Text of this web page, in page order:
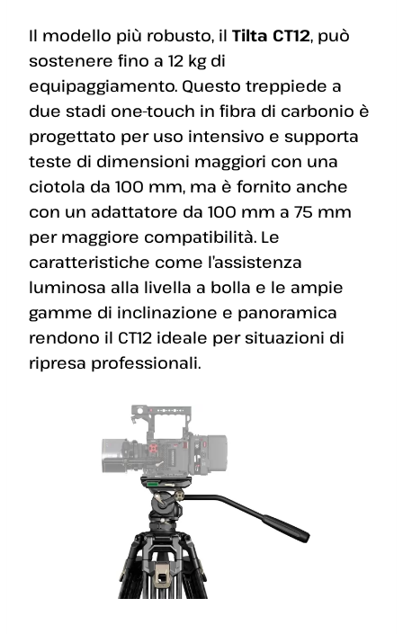
Il modello più robusto, il Tilta CT12, può
sostenere fino a 12 kg di
equipaggiamento. Questo treppiede a
due stadi one-touch in fibra di carbonio è
progettato per uso intensivo e supporta
teste di dimensioni maggiori con una
ciotola da 100 mm, ma è fornito anche
con un adattatore da 100 mm a 75 mm
per maggiore compatibilità. Le
caratteristiche come l’assistenza
luminosa alla livella a bolla e le ampie
gamme di inclinazione e panoramica
rendono il CT12 ideale per situazioni di
ripresa professionali.